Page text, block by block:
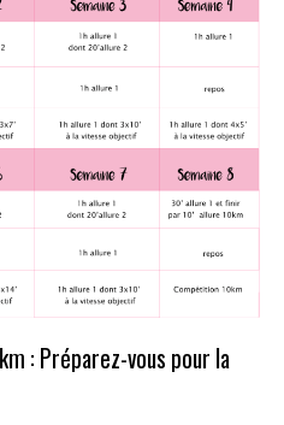
: Préparez-vous pour la